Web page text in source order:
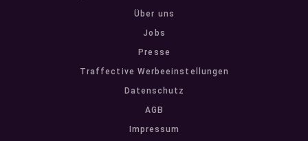
Über uns
Jobs
Presse
Traffective Werbeeinstellungen
Datenschutz
AGB
Impressum